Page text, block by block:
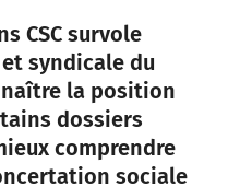
CSC survole
syndicale du
la position
dossiers
comprendre
sociale